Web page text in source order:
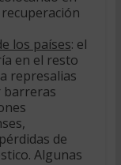
los países: el
en el resto
represalias
barreras
de
Algunas